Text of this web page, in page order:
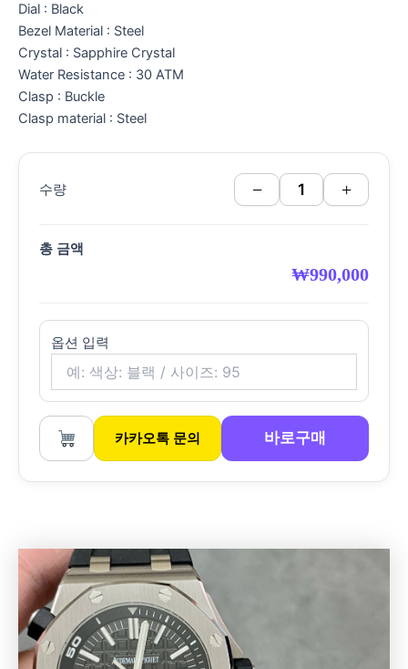
Dial : Black
Bezel Material : Steel
Crystal : Sapphire Crystal
Water Resistance : 30 ATM
Clasp : Buckle
Clasp material : Steel
수량 − +
총 금액
₩990,000
옵션 입력
카카오톡 문의 바로구매